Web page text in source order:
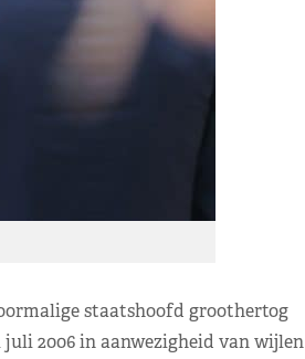
staatshoofd groothertog
2006 in aanwezigheid van wijlen